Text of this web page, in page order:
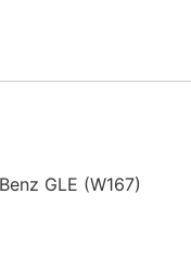
GLE (W167)